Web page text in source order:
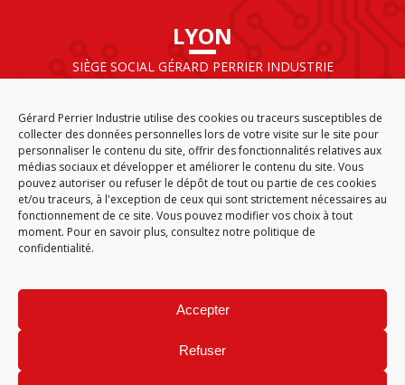
Gérard Perrier Industrie utilise des cookies ou traceurs susceptibles de
collecter des données personnelles lors de votre visite sur le site pour
personnaliser le contenu du site, offrir des fonctionnalités relatives aux
médias sociaux et développer et améliorer le contenu du site. Vous
pouvez autoriser ou refuser le dépôt de tout ou partie de ces cookies
et/ou traceurs, à l'exception de ceux qui sont strictement nécessaires au
fonctionnement de ce site. Vous pouvez modifier vos choix à tout
moment. Pour en savoir plus, consultez notre politique de
confidentialité.
Accepter
Refuser
LYON
SIÈGE SOCIAL GÉRARD PERRIER INDUSTRIE
69125 LYON AÉROPORT SAINT EXUPÉRY
FRANCE
ACCUEIL CGA PLAN DU SITE
MENTIONS LÉGALES
DONNÉES PERSONNELLES
GÉRARD PERRIER INDUSTRIE – TOUS DROITS RÉSERVÉS